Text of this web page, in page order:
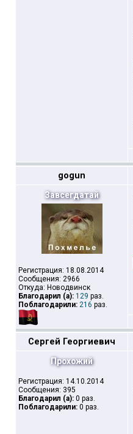
gogun
Завсегдатай
Регистрация: 18.08.2014
Сообщения: 2966
Откуда: Новодвинск
Благодарил (а): 129 раз.
Поблагодарили: 216 раз.
Сергей Георгиевич
Прохожий
Регистрация: 14.10.2014
Сообщения: 395
Благодарил (а): 0 раз.
Поблагодарили: 0 раз.